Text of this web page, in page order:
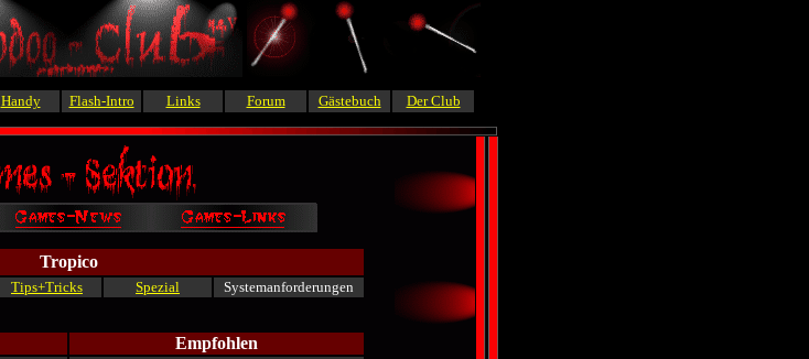
Handy Flash-Intro Links Forum Gästebuch Der Club
Tropico
Tips+Tricks Spezial Systemanforderungen
Empfohlen